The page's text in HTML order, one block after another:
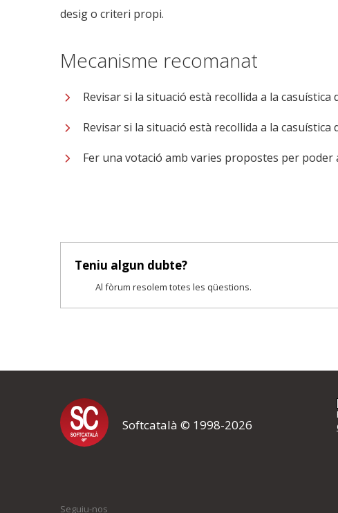
desig o criteri propi.
Mecanisme recomanat
Revisar si la situació està recollida a la casuística
Revisar si la situació està recollida a la casuística
Fer una votació amb varies propostes per
Teniu algun dubte?
Al fòrum resolem totes les qüestions.
Softcatalà © 1998-2026
Seguiu-nos